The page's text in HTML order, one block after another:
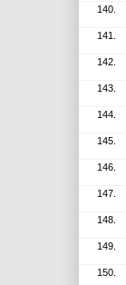
140.
141.
142.
143.
144.
145.
146.
147.
148.
149.
150.